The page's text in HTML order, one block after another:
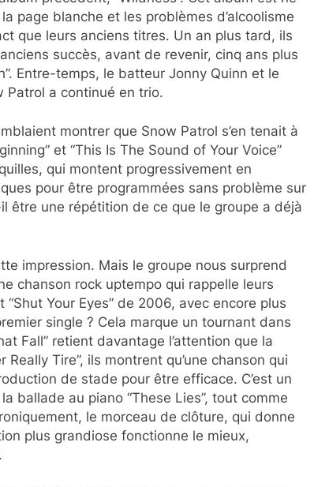
page blanche et les problèmes d’alcoolisme
que leurs anciens titres. Un an plus tard, ils
succès, avant de revenir, cinq ans plus
Entre-temps, le batteur Jonny Quinn et le
Patrol a continué en trio.
montrer que Snow Patrol s’en tenait à
et “This Is The Sound of Your Voice”
qui montent progressivement en
pour être programmées sans problème sur
être une répétition de ce que le groupe a déjà
impression. Mais le groupe nous surprend
chanson rock uptempo qui rappelle leurs
Your Eyes” de 2006, avec encore plus
single ? Cela marque un tournant dans
Fall” retient davantage l’attention que la
Tire”, ils montrent qu’une chanson qui
de stade pour être efficace. C’est un
ballade au piano “These Lies”, tout comme
le morceau de clôture, qui donne
plus grandiose fonctionne le mieux,